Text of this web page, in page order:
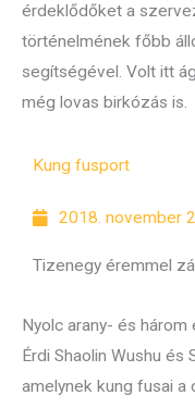
érdeklődőket a
történelmének főbb
segítségével. Volt itt
még lovas birkózás is.
Kung fusport
2018. november
Tizenegy éremmel
Nyolc arany- és
Érdi Shaolin Wushu
amelynek kung fusai